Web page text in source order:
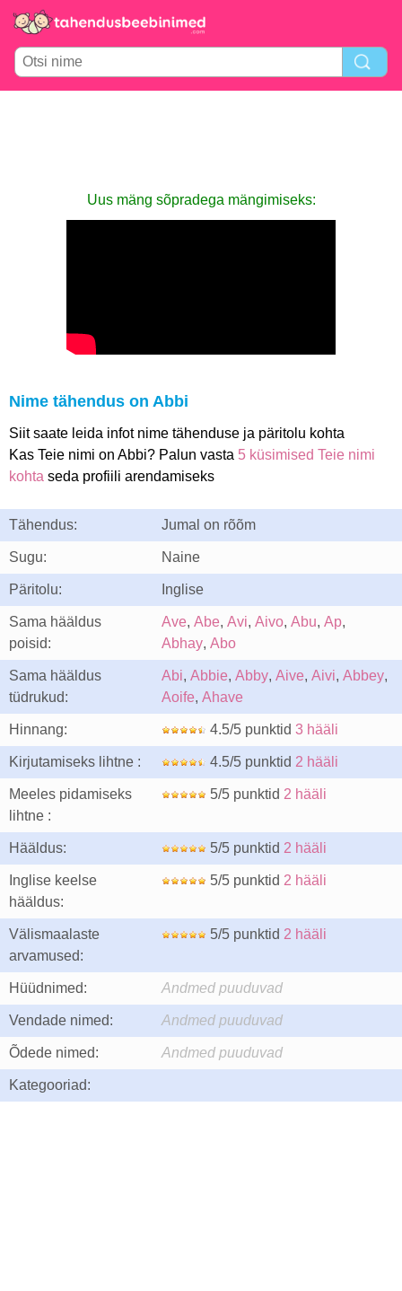
Uus mäng sõpradega mängimiseks:
Nime tähendus on Abbi
Siit saate leida infot nime tähenduse ja päritolu kohta
Kas Teie nimi on Abbi? Palun vasta 5 küsimised Teie nimi
kohta seda profiili arendamiseks
Tähendus: Jumal on rõõm
Sugu: Naine
Päritolu: Inglise
Sama hääldus
poisid:
Ave, Abe, Avi, Aivo, Abu, Ap,
Abhay, Abo
Sama hääldus
tüdrukud:
Abi, Abbie, Abby, Aive, Aivi, Abbey,
Aoife, Ahave
Hinnang: 4.5/5 punktid 3 hääli
Kirjutamiseks lihtne : 4.5/5 punktid 2 hääli
Meeles pidamiseks
lihtne :
5/5 punktid 2 hääli
Hääldus: 5/5 punktid 2 hääli
Inglise keelse
hääldus:
5/5 punktid 2 hääli
Välismaalaste
arvamused:
5/5 punktid 2 hääli
Hüüdnimed: Andmed puuduvad
Vendade nimed: Andmed puuduvad
Õdede nimed: Andmed puuduvad
Kategooriad: